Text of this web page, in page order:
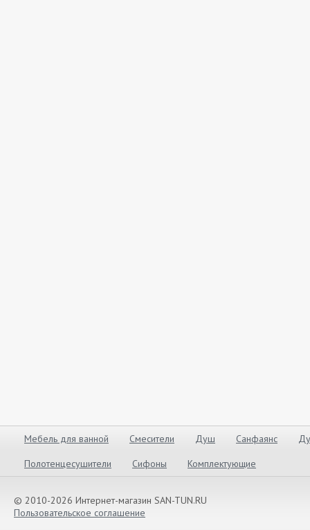
Мебель для ванной Смесители Душ Санфаянс
Полотенцесушители
Сифоны Комплектующие
© 2010-2026 Интернет-магазин SAN-TUN.RU
Пользовательское соглашение